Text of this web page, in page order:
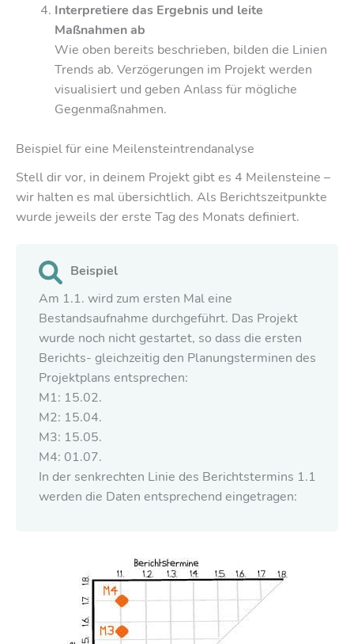
Interpretiere das Ergebnis und leite
Maßnahmen ab
Wie oben bereits beschrieben, bilden die Linien
Trends ab. Verzögerungen im Projekt werden
visualisiert und geben Anlass für mögliche
Gegenmaßnahmen.
Beispiel für eine Meilensteintrendanalyse
Stell dir vor, in deinem Projekt gibt es 4 Meilensteine –
wir halten es mal übersichtlich. Als Berichtszeitpunkte
wurde jeweils der erste Tag des Monats definiert.
Beispiel
Am 1.1. wird zum ersten Mal eine
Bestandsaufnahme durchgeführt. Das Projekt
wurde noch nicht gestartet, so dass die ersten
Berichts- gleichzeitig den Planungsterminen des
Projektplans entsprechen:
M1: 15.02.
M2: 15.04.
M3: 15.05.
M4: 01.07.
In der senkrechten Linie des Berichtstermins 1.1
werden die Daten entsprechend eingetragen: